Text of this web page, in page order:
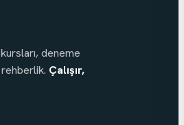
kursları, deneme
Çalışır,